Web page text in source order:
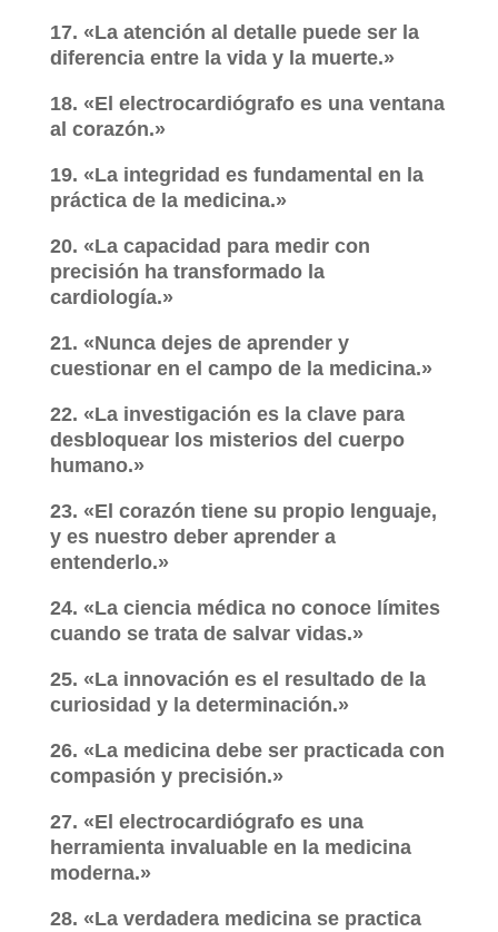
17. «La atención al detalle puede ser la
diferencia entre la vida y la muerte.»
18. «El electrocardiógrafo es una ventana
al corazón.»
19. «La integridad es fundamental en la
práctica de la medicina.»
20. «La capacidad para medir con
precisión ha transformado la
cardiología.»
21. «Nunca dejes de aprender y
cuestionar en el campo de la medicina.»
22. «La investigación es la clave para
desbloquear los misterios del cuerpo
humano.»
23. «El corazón tiene su propio lenguaje,
y es nuestro deber aprender a
entenderlo.»
24. «La ciencia médica no conoce límites
cuando se trata de salvar vidas.»
25. «La innovación es el resultado de la
curiosidad y la determinación.»
26. «La medicina debe ser practicada con
compasión y precisión.»
27. «El electrocardiógrafo es una
herramienta invaluable en la medicina
moderna.»
28. «La verdadera medicina se practica